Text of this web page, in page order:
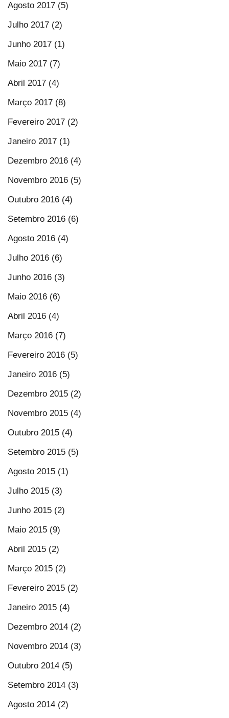
Agosto 2017 (5)
Julho 2017 (2)
Junho 2017 (1)
Maio 2017 (7)
Abril 2017 (4)
Março 2017 (8)
Fevereiro 2017 (2)
Janeiro 2017 (1)
Dezembro 2016 (4)
Novembro 2016 (5)
Outubro 2016 (4)
Setembro 2016 (6)
Agosto 2016 (4)
Julho 2016 (6)
Junho 2016 (3)
Maio 2016 (6)
Abril 2016 (4)
Março 2016 (7)
Fevereiro 2016 (5)
Janeiro 2016 (5)
Dezembro 2015 (2)
Novembro 2015 (4)
Outubro 2015 (4)
Setembro 2015 (5)
Agosto 2015 (1)
Julho 2015 (3)
Junho 2015 (2)
Maio 2015 (9)
Abril 2015 (2)
Março 2015 (2)
Fevereiro 2015 (2)
Janeiro 2015 (4)
Dezembro 2014 (2)
Novembro 2014 (3)
Outubro 2014 (5)
Setembro 2014 (3)
Agosto 2014 (2)